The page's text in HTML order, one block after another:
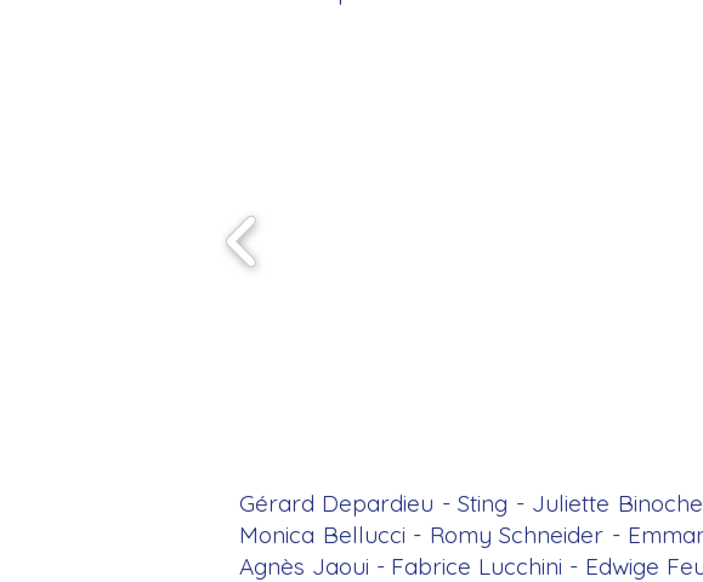
Gérard Depardieu - Sting - Juliette
Monica Bellucci - Romy Schneider -
Agnès Jaoui - Fabrice Lucchini - Edwige